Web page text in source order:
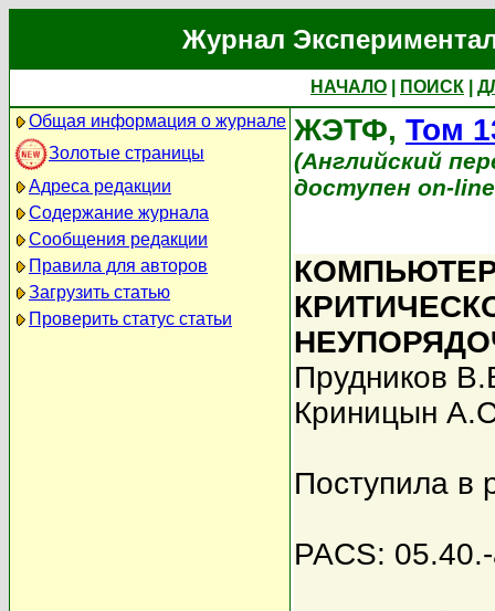
Журнал
НАЧАЛО ПОИСК
Общая информация о журнале
Золотые страницы
Адреса редакции
Содержание журнала
Сообщения редакции
Правила для авторов
Загрузить статью
Проверить статус статьи
ЖЭТФ, Том
(Английский
доступен on-
Прудников
Криницын
Поступила в
PACS: